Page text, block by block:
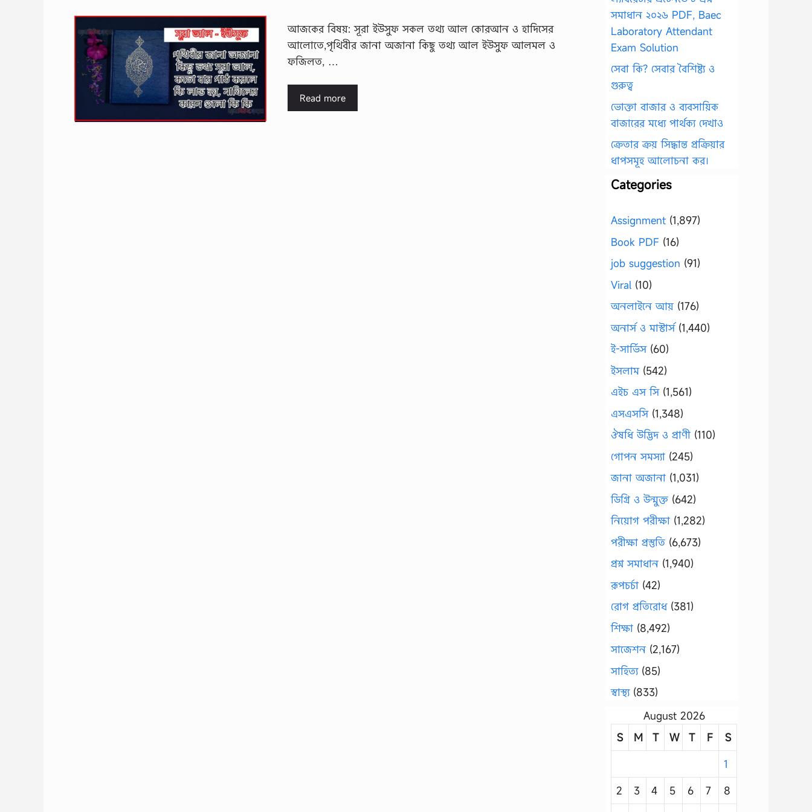
আজকের বিষয়: সূরা ইউসুফ সকল তথ্য আল কোরআন ও হাদিসের
আলোতে,পৃথিবীর জানা অজানা কিছু তথ্য আল ইউসুফ আলমল ও
ফজিলত, …
Read more
সমাধান ২০২৬ PDF, Baec
Laboratory Attendant
Exam Solution
সেবা কি? সেবার বৈশিষ্ট্য ও
গুরুত্ব
ভোক্তা বাজার ও ব্যবসায়িক
বাজারের মধ্যে পার্থক্য দেখাও
ক্রেতার ক্রয় সিদ্ধান্ত প্রক্রিয়ার
ধাপসমূহ আলোচনা কর।
Categories
Assignment (1,897)
Book PDF (16)
job suggestion (91)
Viral (10)
অনলাইনে আয় (176)
অনার্স ও মাস্টার্স(1,440)
ই-সার্ভিস(60)
ইসলাম(542)
এইচ এস সি(1,561)
এসএসসি(1,348)
ঔষধি উদ্ভিদ ও প্রাণী (110)
গোপন সমস্যা (245)
জানা অজানা (1,031)
ডিগ্রি ও উন্মুক্ত (642)
নিয়োগ পরীক্ষা (1,282)
পরীক্ষা প্রস্তুতি (6,673)
প্রশ্ন সমাধান (1,940)
রূপচর্চা (42)
রোগ প্রতিরোধ(381)
শিক্ষা (8,492)
সাজেশন (2,167)
সাহিত্য(85)
স্বাস্থ্য(833)
August 2026
S
M T W T F
S
1
2
3 4 5 6 7
8